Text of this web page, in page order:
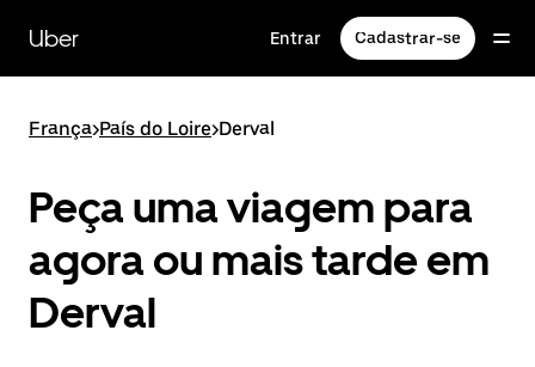
para
conteúdo
Uber Entrar Cadastrar-se
França>País do Loire>Derval
Peça uma viagem para
agora ou mais tarde em
Derval